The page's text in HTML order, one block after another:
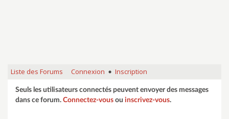
Liste des Forums Connexion • Inscription
Seuls les utilisateurs connectés peuvent envoyer des messages
dans ce forum. Connectez-vous ou inscrivez-vous.